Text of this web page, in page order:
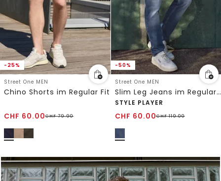
-25%
Street One MEN
Chino Shorts im Regular Fit
CHF 60.00CHF79.90
-50%
Street One MEN
Slim Leg Jeans im Regular Fit
STYLE PLAYER
CHF 60.00CHF119.00